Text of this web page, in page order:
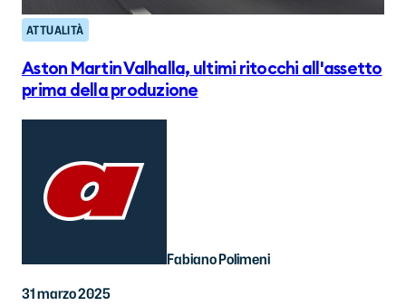
ATTUALITÀ
Aston Martin Valhalla, ultimi ritocchi all'assetto
prima della produzione
Fabiano Polimeni
31 marzo 2025